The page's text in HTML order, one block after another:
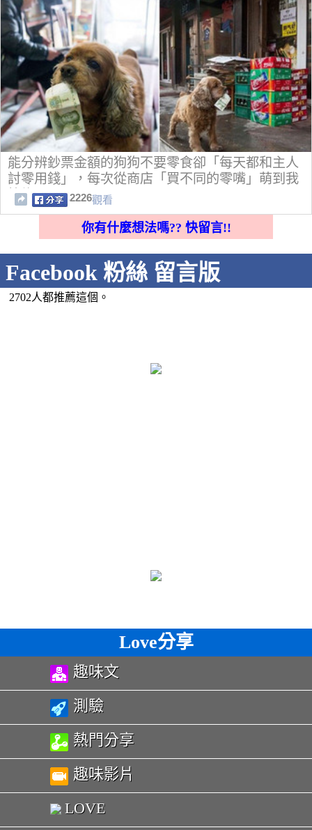
能分辨鈔票金額的狗狗不要零食卻「每天都和主人
討零用錢」，每次從商店「買不同的零嘴」萌到我
笑炸了！
2226觀看
你有什麼想法嗎?? 快留言!!
Facebook 粉絲 留言版
2702人都推薦這個。
Love分享
趣味文
測驗
熱門分享
趣味影片
LOVE